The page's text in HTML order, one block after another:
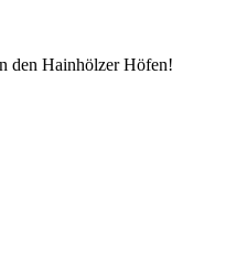
den Hainhölzer Höfen!